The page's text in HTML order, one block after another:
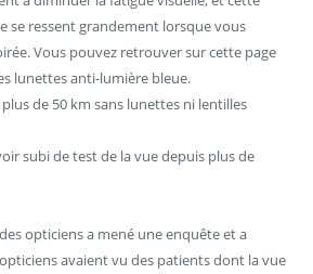
se ressent grandement lorsque vous
Vous pouvez retrouver sur cette page
lunettes anti-lumière bleue.
de 50 km sans lunettes ni lentilles
subi de test de la vue depuis plus de
opticiens a mené une enquête et a
avaient vu des patients dont la vue